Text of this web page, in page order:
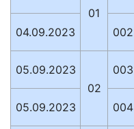
01
04.09.2023 002
05.09.2023
02
003
05.09.2023 004